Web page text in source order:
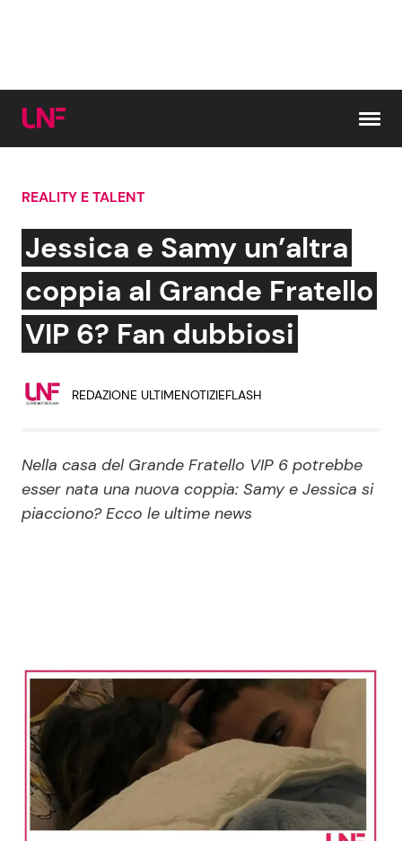
Cerca:
News e Cronaca
Attualità Italiana
Persone Scomparse
Politica
Gossip e TV
Bellezze VIP
Programmi TV
Reality e Talent
News Cinema
News Musica
News Spettacolo
News dal mondo
REALITY E TALENT
Jessica e Samy un’altra
coppia al Grande Fratello
VIP 6? Fan dubbiosi
REDAZIONE ULTIMENOTIZIEFLASH
Nella casa del Grande Fratello VIP 6 potrebbe
esser nata una nuova coppia: Samy e Jessica si
piacciono? Ecco le ultime news